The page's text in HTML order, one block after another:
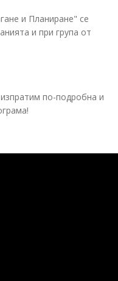
и Планиране" се
и при група от
по-подробна и